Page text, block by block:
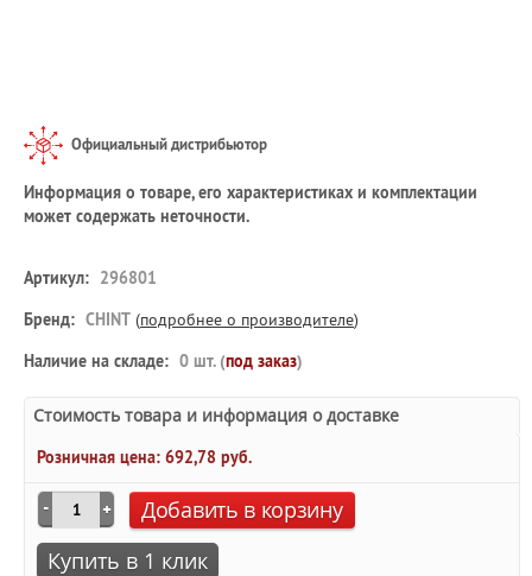
Официальный дистрибьютор
Информация о товаре, его характеристиках и комплектации
может содержать неточности.
Артикул: 296801
Бренд: CHINT (подробнее о производителе)
Наличие на складе: 0 шт. (под заказ)
Стоимость товара и информация о доставке
Розничная цена: 692,78 руб.
Добавить в корзину
Купить в 1 клик